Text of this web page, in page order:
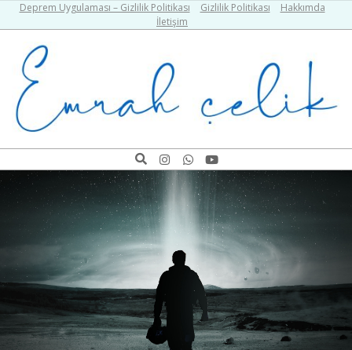
content
Deprem Uygulaması – Gizlilik Politikası Gizlilik Politikası
Hakkımda
İletişim
Emrah
Çelik
Search
Navigation